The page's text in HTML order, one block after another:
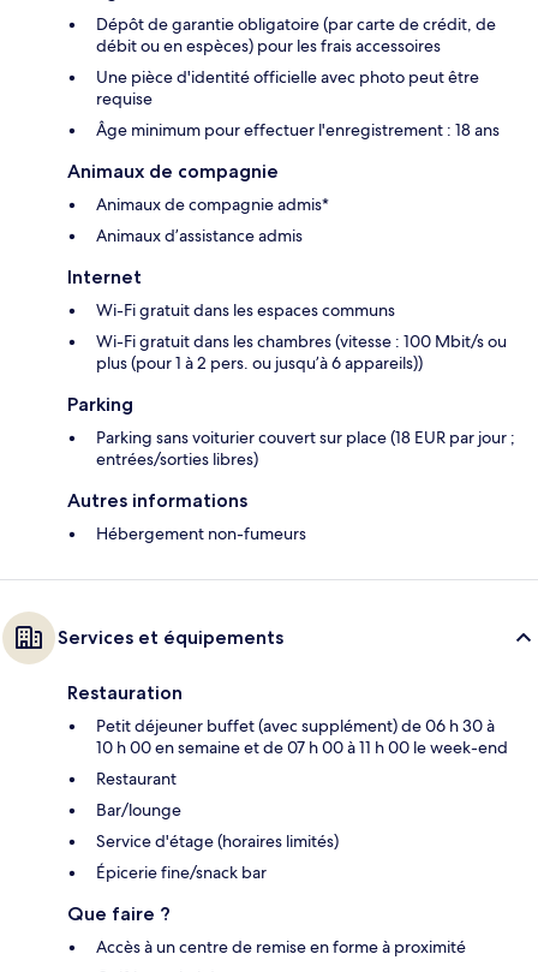
Dépôt de garantie obligatoire (par carte de crédit, de
débit ou en espèces) pour les frais accessoires
Une pièce d'identité officielle avec photo peut être
requise
Âge minimum pour effectuer l'enregistrement : 18 ans
Animaux de compagnie
Animaux de compagnie admis*
Animaux d’assistance admis
Internet
Wi-Fi gratuit dans les espaces communs
Wi-Fi gratuit dans les chambres (vitesse : 100 Mbit/s ou
plus (pour 1 à 2 pers. ou jusqu’à 6 appareils))
Parking
Parking sans voiturier couvert sur place (18 EUR par jour ;
entrées/sorties libres)
Autres informations
Hébergement non-fumeurs
Services et équipements
Restauration
Petit déjeuner buffet (avec supplément) de 06 h 30 à
10 h 00 en semaine et de 07 h 00 à 11 h 00 le week-end
Restaurant
Bar/lounge
Service d'étage (horaires limités)
Épicerie fine/snack bar
Que faire ?
Accès à un centre de remise en forme à proximité